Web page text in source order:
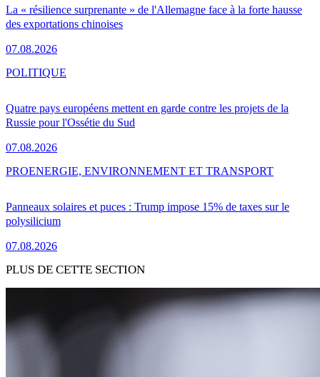
La « résilience surprenante » de l'Allemagne face à la forte hausse
des exportations chinoises
07.08.2026
Quatre pays européens mettent en garde contre les projets de la
Russie pour l'Ossétie du Sud
07.08.2026
POLITIQUE
Panneaux solaires et puces : Trump impose 15% de taxes sur le
polysilicium
07.08.2026
PROENERGIE, ENVIRONNEMENT ET TRANSPORT
PLUS DE CETTE SECTION